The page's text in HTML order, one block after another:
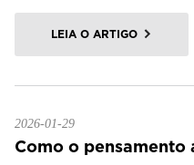
LEIA O ARTIGO
2026-01-29
Como o pensamento